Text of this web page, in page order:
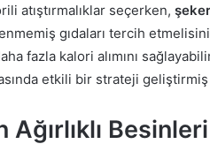
atıştırmalıklar seçerken,
gıdaları tercih
fazla kalori alımını
etkili bir strateji
Ağırlıklı